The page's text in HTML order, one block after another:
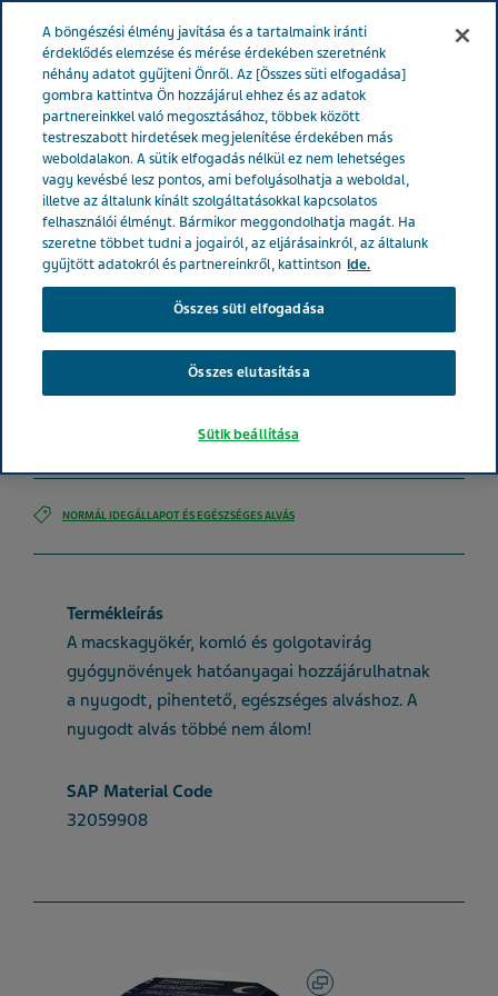
Magyarország Termékek Product Catalog
Night Forte gyógynövénykivonatokat tartalmazó étrend-kiegészítő
lágyzselatin kapszula 60x
Valeriana Night Forte
gyógynövénykivonatokat
tartalmazó étrend-
kiegészítő lágyzselatin
kapszula 60x
NORMÁL IDEGÁLLAPOT ÉS EGÉSZSÉGES ALVÁS
Termékleírás
A macskagyökér, komló és golgotavirág
gyógynövények hatóanyagai hozzájárulhatnak
a nyugodt, pihentető, egészséges alváshoz. A
nyugodt alvás többé nem álom!
SAP Material Code
32059908
A böngészési élmény javítása és a tartalmaink iránti
érdeklődés elemzése és mérése érdekében szeretnénk
néhány adatot gyűjteni Önről. Az [Összes süti elfogadása]
gombra kattintva Ön hozzájárul ehhez és az adatok
partnereinkkel való megosztásához, többek között
testreszabott hirdetések megjelenítése érdekében más
weboldalakon. A sütik elfogadás nélkül ez nem lehetséges
vagy kevésbé lesz pontos, ami befolyásolhatja a weboldal,
illetve az általunk kínált szolgáltatásokkal kapcsolatos
felhasználói élményt. Bármikor meggondolhatja magát. Ha
szeretne többet tudni a jogairól, az eljárásainkról, az általunk
gyűjtött adatokról és partnereinkről, kattintson ide.
Összes süti elfogadása
Összes elutasítása
Sütik beállítása